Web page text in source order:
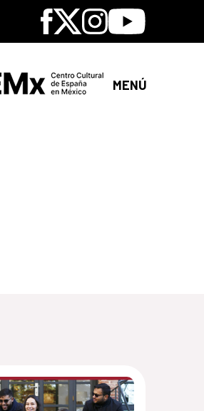
Facebook
X Instagram
Youtube
MENÚ